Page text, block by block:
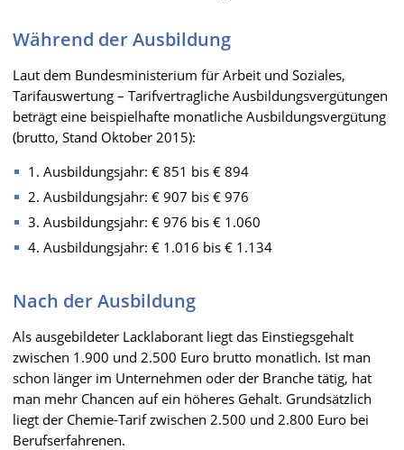
Während der Ausbildung
Laut dem Bundesministerium für Arbeit und Soziales,
Tarifauswertung – Tarifvertragliche Ausbildungsvergütungen
beträgt eine beispielhafte monatliche Ausbildungsvergütung
(brutto, Stand Oktober 2015):
1. Ausbildungsjahr: € 851 bis € 894
2. Ausbildungsjahr: € 907 bis € 976
3. Ausbildungsjahr: € 976 bis € 1.060
4. Ausbildungsjahr: € 1.016 bis € 1.134
Nach der Ausbildung
Als ausgebildeter Lacklaborant liegt das Einstiegsgehalt
zwischen 1.900 und 2.500 Euro brutto monatlich. Ist man
schon länger im Unternehmen oder der Branche tätig, hat
man mehr Chancen auf ein höheres Gehalt. Grundsätzlich
liegt der Chemie-Tarif zwischen 2.500 und 2.800 Euro bei
Berufserfahrenen.